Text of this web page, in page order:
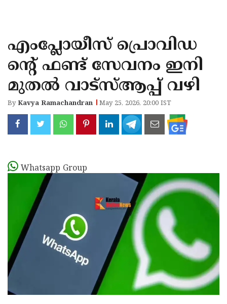
KANNUR
KASARAGOD
എംപ്ലോയീസ് പ്രൊവിഡ
ന്റെ് ഫണ്ട് സേവനം ഇനി
മുതൽ വാട്സ്ആപ്പ് വഴി
ByKavya Ramachandran May 25, 2026, 20:00 IST
Whatsapp Group